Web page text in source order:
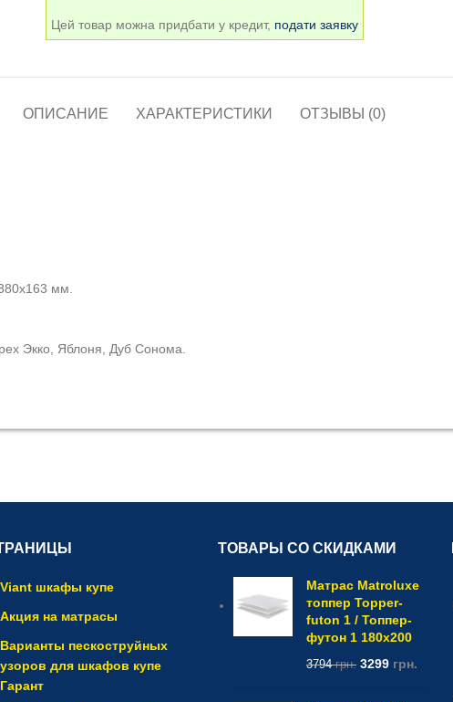
Цей товар можна придбати у кредит, подати заявку
ОПИСАНИЕ ХАРАКТЕРИСТИКИ ОТЗЫВЫ (0)
мм.
Экко, Яблоня, Дуб Сонома.
Viant шкафы купе
Акция на матрасы
Варианты пескоструйных
узоров для шкафов купе
Гарант
ТОВАРЫ СО СКИДКАМИ
Матрас Matroluxe
топпер Topper-
futon 1 / Топпер-
футон 1 180x200
3794грн. 3299 грн.